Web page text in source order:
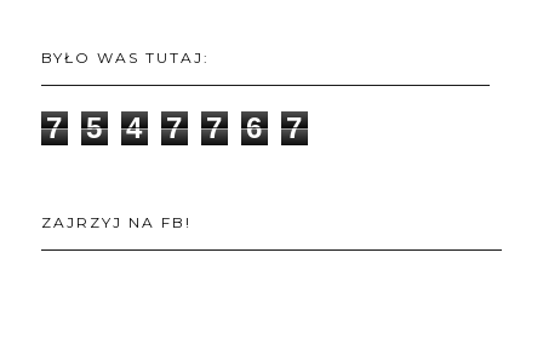
BYŁO WAS TUTAJ:
7 5 4 7 7 6 7
ZAJRZYJ NA FB!